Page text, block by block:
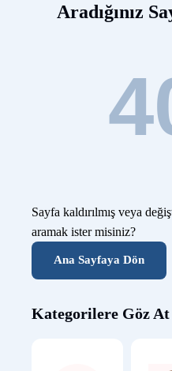
Aradığınız
Sayfa kaldırılmış veya
aramak ister misiniz?
Ana Sayfaya Dön
Kategorilere Göz At